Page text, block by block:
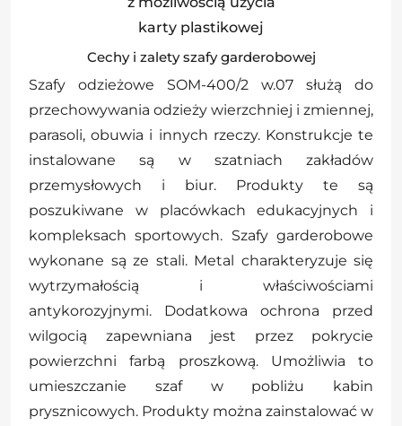
karty plastikowej
Cechy i zalety szafy garderobowej
Szafy odzieżowe SOM-400/2 w.07 służą do
przechowywania odzieży wierzchniej i zmiennej,
parasoli, obuwia i innych rzeczy. Konstrukcje te
instalowane są w szatniach zakładów
przemysłowych i biur. Produkty te są
poszukiwane w placówkach edukacyjnych i
kompleksach sportowych. Szafy garderobowe
wykonane są ze stali. Metal charakteryzuje się
wytrzymałością i właściwościami
antykorozyjnymi. Dodatkowa ochrona przed
wilgocią zapewniana jest przez pokrycie
powierzchni farbą proszkową. Umożliwia to
umieszczanie szaf w pobliżu kabin
prysznicowych. Produkty można zainstalować w